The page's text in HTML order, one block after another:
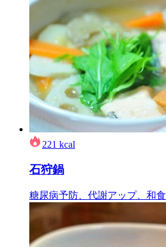
221 kcal
石狩鍋
糖尿病予防、代謝アップ、和食